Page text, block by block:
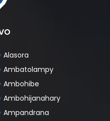
Alasora
Ambatolampy
Ambohibe
Ambohijanahary
Ampandrana